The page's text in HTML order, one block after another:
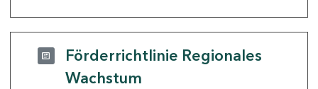
Förderrichtlinie Regionales
Wachstum